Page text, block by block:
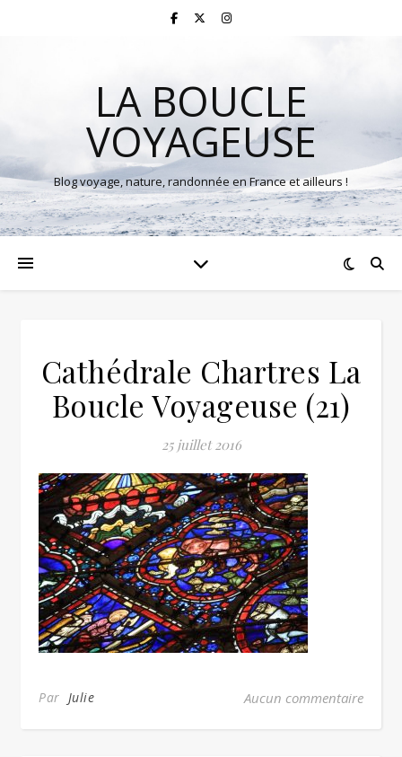
LA BOUCLE
VOYAGEUSE
Blog voyage, nature, randonnée en France et ailleurs !
Cathédrale Chartres La
Boucle Voyageuse (21)
25 juillet 2016
Par Julie Aucun commentaire